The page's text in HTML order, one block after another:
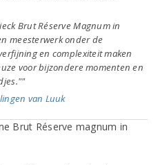
Brut Réserve Magnum in
meesterwerk onder de
en complexiteit maken
voor bijzondere momenten en
van Luuk